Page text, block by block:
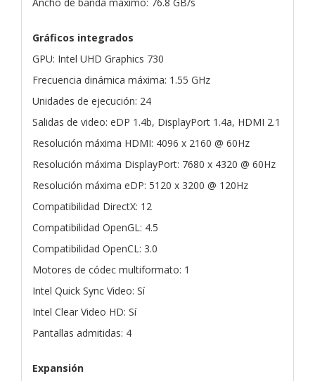
Gráficos integrados
GPU: Intel UHD Graphics 730
Frecuencia dinámica máxima: 1.55 GHz
Unidades de ejecución: 24
Salidas de video: eDP 1.4b, DisplayPort 1.4a, HDMI 2.1
Resolución máxima HDMI: 4096 x 2160 @ 60Hz
Resolución máxima DisplayPort: 7680 x 4320 @ 60Hz
Resolución máxima eDP: 5120 x 3200 @ 120Hz
Compatibilidad DirectX: 12
Compatibilidad OpenGL: 4.5
Compatibilidad OpenCL: 3.0
Motores de códec multiformato: 1
Intel Quick Sync Video: Sí
Intel Clear Video HD: Sí
Pantallas admitidas: 4
Expansión